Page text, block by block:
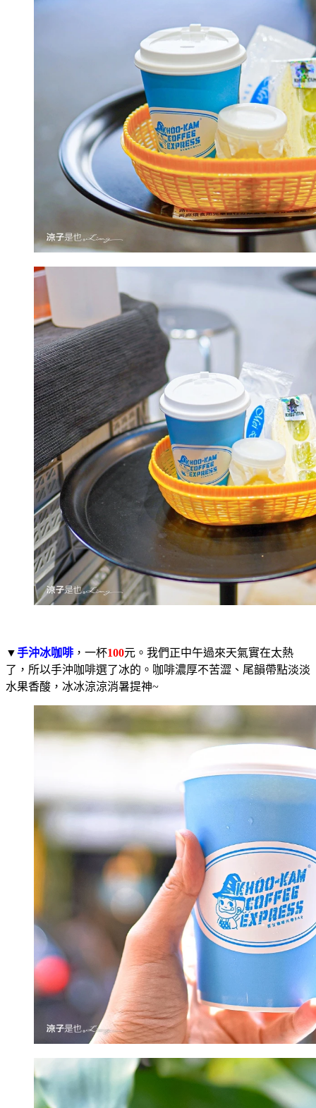
▼手沖冰咖啡 ，一杯100元。我們正中午過來天氣實在太熱
了，所以手沖咖啡選了冰的。咖啡濃厚不苦澀、尾韻帶點淡淡
水果香酸，冰冰涼涼消暑提神~